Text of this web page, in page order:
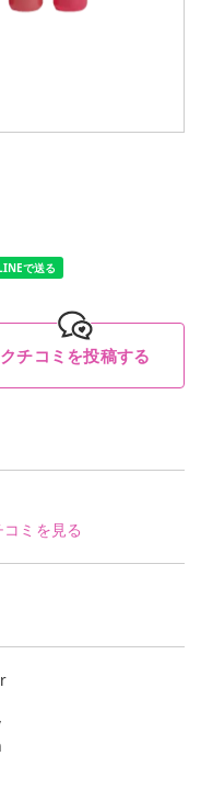
で送る
クチコミを投稿する
グ1位
コミを見る